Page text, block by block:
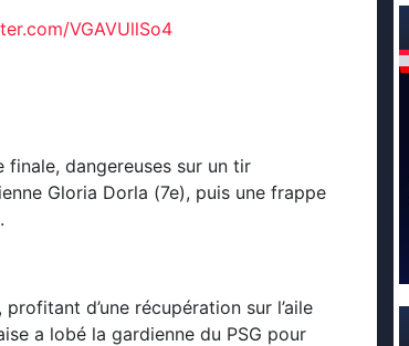
VGAVUllSo4
finale, dangereuses sur un tir
Gloria Dorla (7e), puis une frappe
d’une récupération sur l’aile
a lobé la gardienne du PSG pour